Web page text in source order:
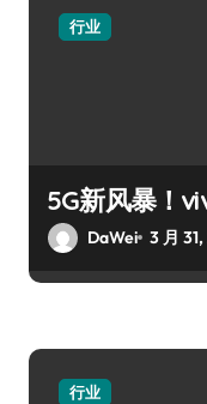
行业
5G新风暴！
DaWei 3 月
行业